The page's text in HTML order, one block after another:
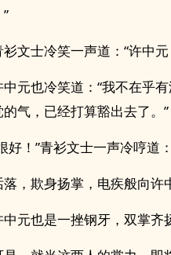
衫文士冷笑一声道：“许中
中元也冷笑道：“我不在乎
气，已经打算豁出去了。”
好！”青衫文士一声冷哼道
落，欺身扬掌，电疾般向许
中元也是一挫钢牙，双掌齐